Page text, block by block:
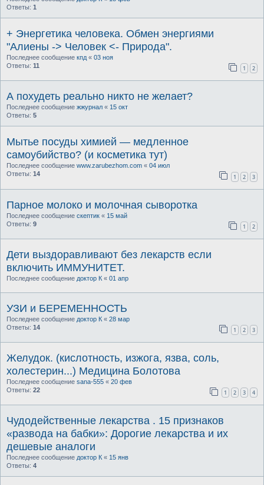
Ответы: 1
+ Энергетика человека. Обмен энергиями
"Алиены -> Человек <- Природа".
Последнее сообщение кпд « 03 ноя
Ответы: 11 1 2
А похудеть реально никто не желает?
Последнее сообщение жжурнал « 15 окт
Ответы: 5
Мытье посуды химией — медленное
самоубийство? (и косметика тут)
Последнее сообщение www.zarubezhom.com « 04 июл
Ответы: 14 1 2 3
Парное молоко и молочная сыворотка
Последнее сообщение скептик « 15 май
Ответы: 9 1 2
Дети выздоравливают без лекарств если
включить ИММУНИТЕТ.
Последнее сообщение доктор К « 01 апр
УЗИ и БЕРЕМЕННОСТЬ
Последнее сообщение доктор К « 28 мар
Ответы: 14 1 2 3
Желудок. (кислотность, изжога, язва, соль,
холестерин...) Медицина Болотова
Последнее сообщение sana-555 « 20 фев
Ответы: 22 1 2 3 4
Чудодейственные лекарства . 15 признаков
«развода на бабки»: Дорогие лекарства и их
дешевые аналоги
Последнее сообщение доктор К « 15 янв
Ответы: 4